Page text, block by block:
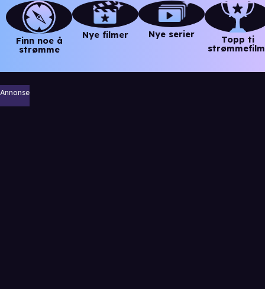
Finn noe å
strømme
Nye filmer Nye serier
Topp ti
Annonse